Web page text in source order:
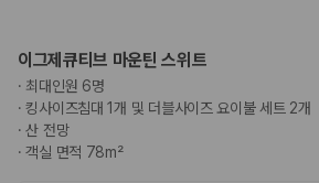
이그제큐티브 마운틴 스위트
· 최대인원 6명
·킹사이즈침대 1개 및 더블사이즈 요이불 세트 2개
·산 전망
·객실 면적 78m²